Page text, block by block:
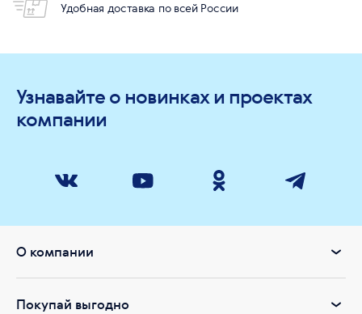
Удобная доставка по всей России
Узнавайте о новинках и проектах
компании
О компании
Покупай выгодно